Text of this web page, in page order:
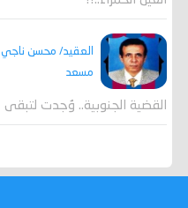
العقيد/ محسن ناجي
مسعد
القضية الجنوبية.. وُجدت لتبقى